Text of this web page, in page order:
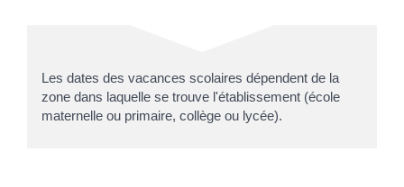
Les dates des vacances scolaires dépendent de la
zone dans laquelle se trouve l'établissement (école
maternelle ou primaire, collège ou lycée).